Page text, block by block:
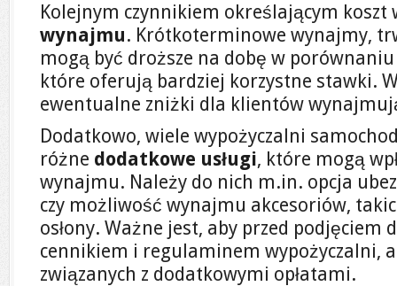
Kolejnym czynnikiem określającym
wynajmu. Krótkoterminowe wynajmy,
mogą być droższe na dobę w porównaniu
które oferują bardziej korzystne stawki.
ewentualne zniżki dla klientów
Dodatkowo, wiele wypożyczalni
różne dodatkowe usługi, które mogą
wynajmu. Należy do nich m.in. opcja
czy możliwość wynajmu akcesoriów,
osłony. Ważne jest, aby przed podjęciem
cennikiem i regulaminem wypożyczalni,
związanych z dodatkowymi opłatami.